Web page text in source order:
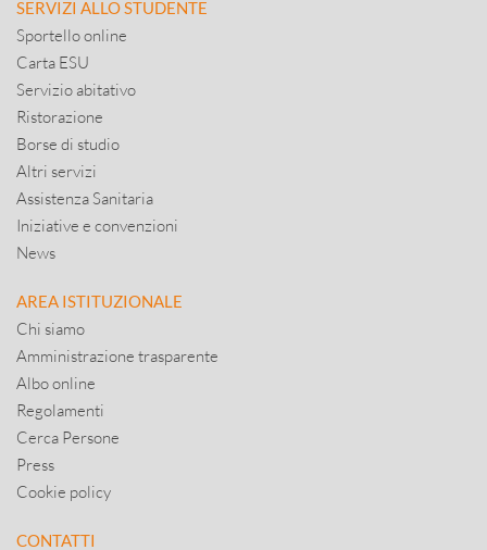
SERVIZI ALLO STUDENTE
Sportello online
Carta ESU
Servizio abitativo
Ristorazione
Borse di studio
Altri servizi
Assistenza Sanitaria
Iniziative e convenzioni
News
AREA ISTITUZIONALE
Chi siamo
Amministrazione trasparente
Albo online
Regolamenti
Cerca Persone
Press
Cookie policy
CONTATTI